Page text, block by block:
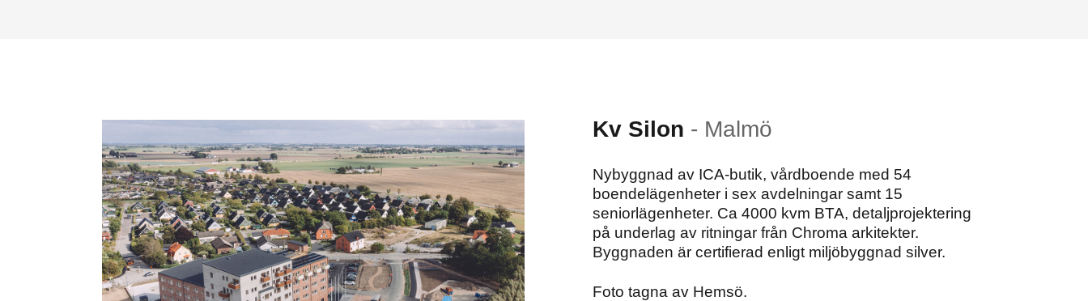
Kv Silon - Malmö
Nybyggnad av ICA-butik, vårdboende med 54
boendelägenheter i sex avdelningar samt 15
seniorlägenheter. Ca 4000 kvm BTA, detaljprojektering
på underlag av ritningar från Chroma arkitekter.
Byggnaden är certifierad enligt miljöbyggnad silver.
Foto tagna av Hemsö.